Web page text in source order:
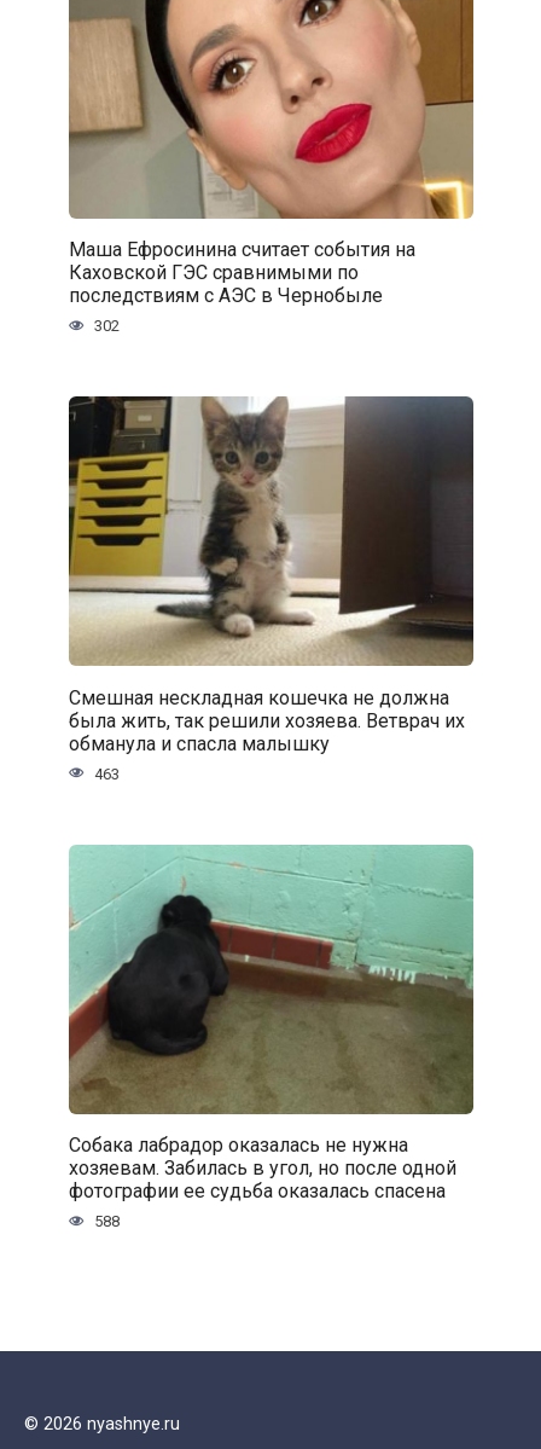
Маша Ефросинина считает события на
Каховской ГЭС сравнимыми по
последствиям с АЭС в Чернобыле
302
Смешная нескладная кошечка не должна
была жить, так решили хозяева. Ветврач их
обманула и спасла малышку
463
Собака лабрадор оказалась не нужна
хозяевам. Забилась в угол, но после одной
фотографии ее судьба оказалась спасена
588
© 2026 nyashnye.ru